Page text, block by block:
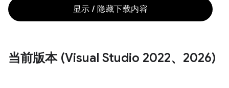
显示 / 隐藏下载内容
当前版本 (Visual Studio 2022、2026)